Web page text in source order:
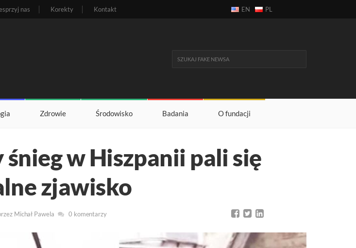
nas Korekty Kontakt EN PL
Zdrowie Środowisko Badania O fundacji
w Hiszpanii pali się
zjawisko
Michał Pawela 0 komentarzy